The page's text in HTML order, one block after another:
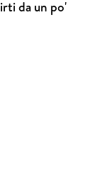
da un po'